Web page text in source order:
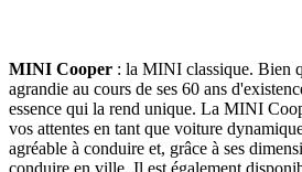
MINI Cooper : la MINI classique. Bien
agrandie au cours de ses 60 ans
essence qui la rend unique. La MINI
vos attentes en tant que voiture
agréable à conduire et, grâce à ses
conduire en ville. Il est également